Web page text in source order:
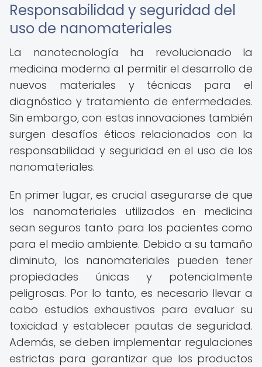
Responsabilidad y seguridad del
uso de nanomateriales
La nanotecnología ha revolucionado la
medicina moderna al permitir el desarrollo de
nuevos materiales y técnicas para el
diagnóstico y tratamiento de enfermedades.
Sin embargo, con estas innovaciones también
surgen desafíos éticos relacionados con la
responsabilidad y seguridad en el uso de los
nanomateriales.
En primer lugar, es crucial asegurarse de que
los nanomateriales utilizados en medicina
sean seguros tanto para los pacientes como
para el medio ambiente. Debido a su tamaño
diminuto, los nanomateriales pueden tener
propiedades únicas y potencialmente
peligrosas. Por lo tanto, es necesario llevar a
cabo estudios exhaustivos para evaluar su
toxicidad y establecer pautas de seguridad.
Además, se deben implementar regulaciones
estrictas para garantizar que los productos